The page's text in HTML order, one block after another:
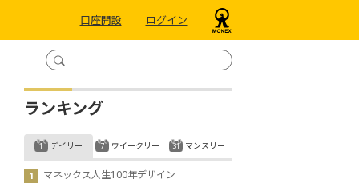
口座開設 ログイン
ランキング
デイリー
マネックス人生100年デザイン
ウイークリー マンスリー